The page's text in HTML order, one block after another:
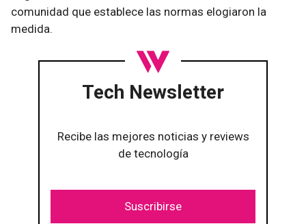
comunidad que establece las normas elogiaron la
medida.
Tech Newsletter
Recibe las mejores noticias y reviews
de tecnología
Suscribirse